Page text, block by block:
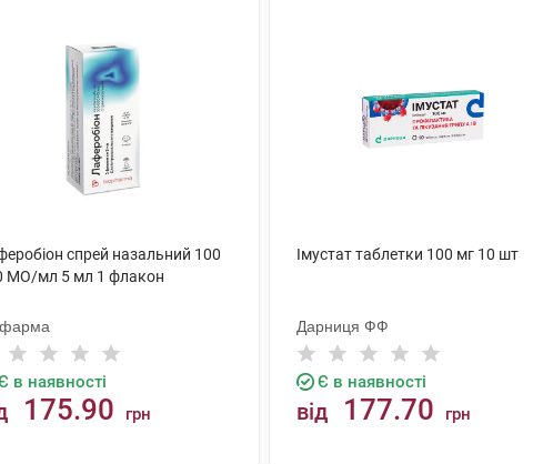
спрей назальний 100
МО/мл 5 мл 1 флакон
в наявності
175.90 грн
Імустат таблетки 100 мг 10 шт
Дарниця ФФ
Є в наявності
від 177.70 грн